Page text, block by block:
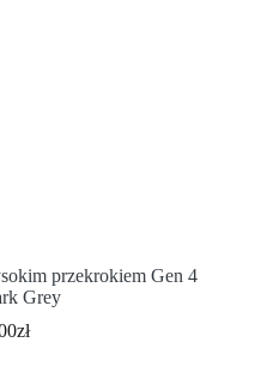
przekrokiem Gen 4
Grey
zł